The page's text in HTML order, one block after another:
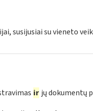
susijusiai su vieneto
ir jų dokumentų